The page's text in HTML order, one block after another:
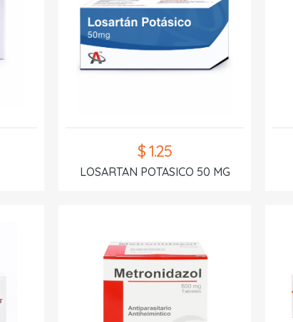
$ 1.25
LOSARTAN POTASICO 50 MG